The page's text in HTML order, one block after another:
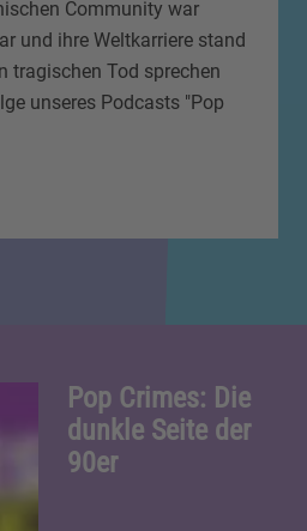
Community war
und ihre Weltkarriere stand
tragischen Tod sprechen
unseres Podcasts "Pop
Pop Crimes: Die
dunkle Seite der
90er